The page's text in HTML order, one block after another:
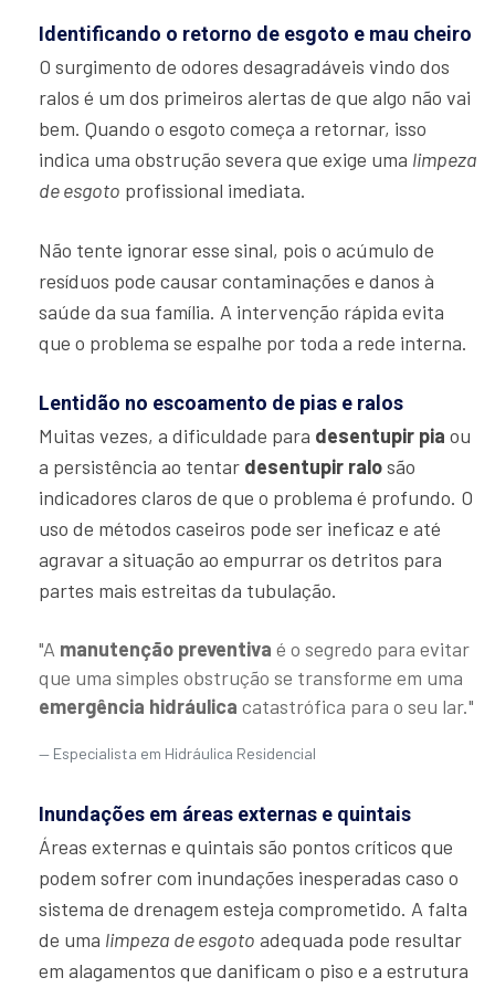
Identificando o retorno de esgoto e mau cheiro
O surgimento de odores desagradáveis vindo dos
ralos é um dos primeiros alertas de que algo não vai
bem. Quando o esgoto começa a retornar, isso
indica uma obstrução severa que exige uma limpeza
de esgoto profissional imediata.
Não tente ignorar esse sinal, pois o acúmulo de
resíduos pode causar contaminações e danos à
saúde da sua família. A intervenção rápida evita
que o problema se espalhe por toda a rede interna.
Lentidão no escoamento de pias e ralos
Muitas vezes, a dificuldade para desentupir pia ou
a persistência ao tentar desentupir ralosão
indicadores claros de que o problema é profundo. O
uso de métodos caseiros pode ser ineficaz e até
agravar a situação ao empurrar os detritos para
partes mais estreitas da tubulação.
"A manutenção preventiva é o segredo para evitar
que uma simples obstrução se transforme em uma
emergência hidráulica catastrófica para o seu lar."
Especialista em Hidráulica Residencial
Inundações em áreas externas e quintais
Áreas externas e quintais são pontos críticos que
podem sofrer com inundações inesperadas caso o
sistema de drenagem esteja comprometido. A falta
de uma limpeza de esgoto adequada pode resultar
em alagamentos que danificam o piso e a estrutura